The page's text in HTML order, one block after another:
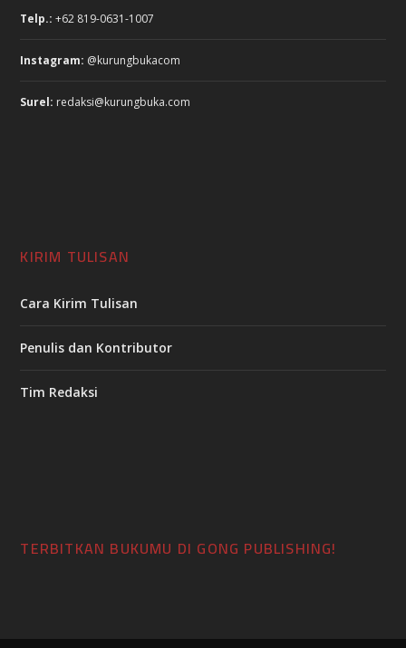
Telp.: +62 819-0631-1007
Instagram: @kurungbukacom
Surel: redaksi@kurungbuka.com
KIRIM TULISAN
Cara Kirim Tulisan
Penulis dan Kontributor
Tim Redaksi
TERBITKAN BUKUMU DI GONG PUBLISHING!